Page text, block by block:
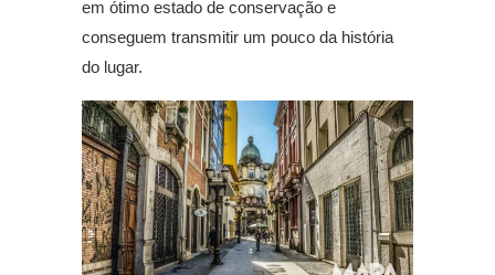
em ótimo estado de conservação e
conseguem transmitir um pouco da história
do lugar.